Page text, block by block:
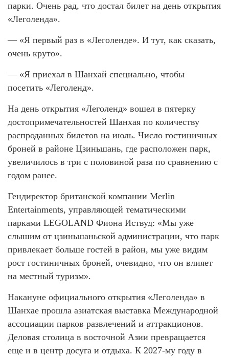
парки. Очень рад, что достал билет на день открытия
«Леголенда».
— «Я первый раз в «Леголенде». И тут, как сказать,
очень круто».
— «Я приехал в Шанхай специально, чтобы
посетить «Леголенд».
На день открытия «Леголенд» вошел в пятерку
достопримечательностей Шанхая по количеству
распроданных билетов на июль. Число гостиничных
броней в районе Цзиньшань, где расположен парк,
увеличилось в три с половиной раза по сравнению с
годом ранее.
Гендиректор британской компании Merlin
Entertainments, управляющей тематическими
парками LEGOLAND Фиона Иствуд: «Мы уже
слышим от цзиньшаньской администрации, что парк
привлекает больше гостей в район, мы уже видим
рост гостиничных броней, очевидно, что он влияет
на местный туризм».
Накануне официального открытия «Леголенда» в
Шанхае прошла азиатская выставка Международной
ассоциации парков развлечений и аттракционов.
Деловая столица в восточной Азии превращается
еще и в центр досуга и отдыха. К 2027-му году в